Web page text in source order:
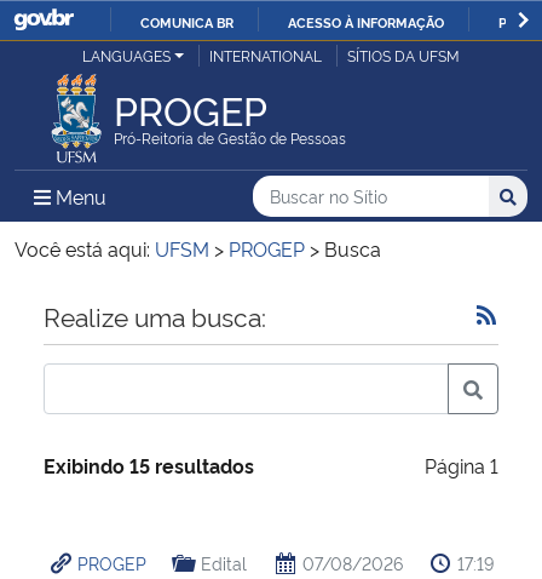
IR
COMUNICA BR ACESSO À INFORMAÇÃO
Ministério da Justiça e Segurança Pública
Ministério da Defesa
Ministério das Relações Exteriores
Ministério da Economia
Ministério da Infraestrutura
Ministério da Cidadania
LANGUAGES INTERNATIONAL SÍTIOS DA UFSM
PROGEP
Pró-Reitoria de Gestão de Pessoas
Menu Menu Principal do Sítio
Busca
Buscar no no Sítio
Busca:
Você está aqui: UFSM > PROGEP > Busca
Início do conteúdo
Realize uma busca:
Exibindo 15 resultados Página 1
PROGEP Edital 07/08/2026 17:19